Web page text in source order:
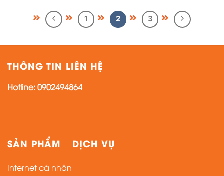
1 2 3
THÔNG TIN LIÊN HỆ
Hotline:0902494864
SẢN PHẨM – DỊCH VỤ
Internet cá nhân